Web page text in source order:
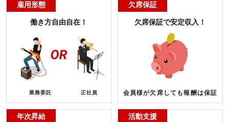
雇用形態
働き方自由自在！
業務委託 正社員
欠席保証
欠席保証で安定収入！
会員様が欠席しても報酬は保証
年次昇給 活動支援